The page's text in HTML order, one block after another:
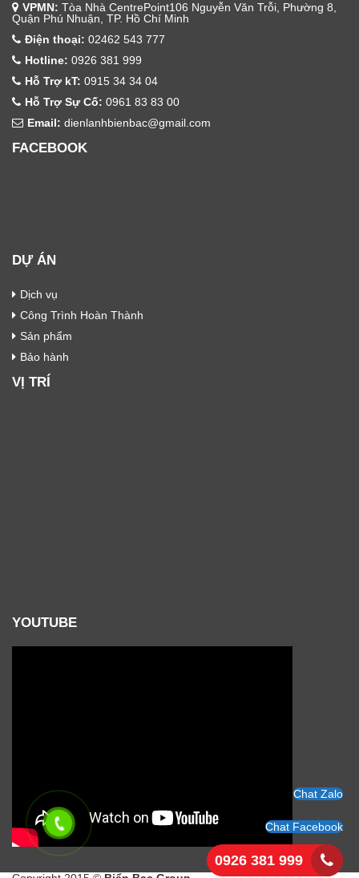
VPMN: Tòa Nhà CentrePoint106 Nguyễn Văn Trỗi, Phường 8,
Quận Phú Nhuận, TP. Hồ Chí Minh
Điện thoại: 02462 543 777
Hotline: 0926 381 999
Hỗ Trợ kT: 0915 34 34 04
Hỗ Trợ Sự Cố: 0961 83 83 00
Email: dienlanhbienbac@gmail.com
FACEBOOK
DỰ ÁN
Dịch vụ
Công Trình Hoàn Thành
Sản phẩm
Bảo hành
VỊ TRÍ
YOUTUBE
Chat Zalo
Chat Facebook
0926 381 999